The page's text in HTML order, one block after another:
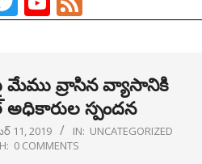
మేము వ్రాసిన వ్యాసానికి
అధికారుల స్పందన
11, 2019 IN: UNCATEGORIZED
0 COMMENTS